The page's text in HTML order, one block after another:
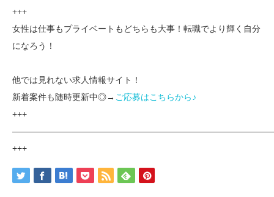
+++
女性は仕事もプライベートもどちらも大事！転職でより輝く自分
になろう！
他では見れない求人情報サイト！
新着案件も随時更新中◎→ ご応募はこちらから♪
+++
+++